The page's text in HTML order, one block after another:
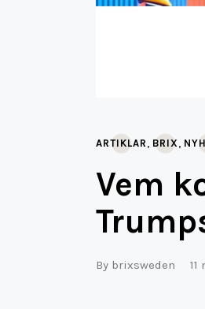
ARTIKLAR , BRIX,
Vem
By brixsweden